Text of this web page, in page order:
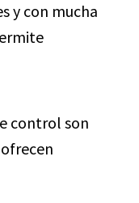
y con mucha
control son